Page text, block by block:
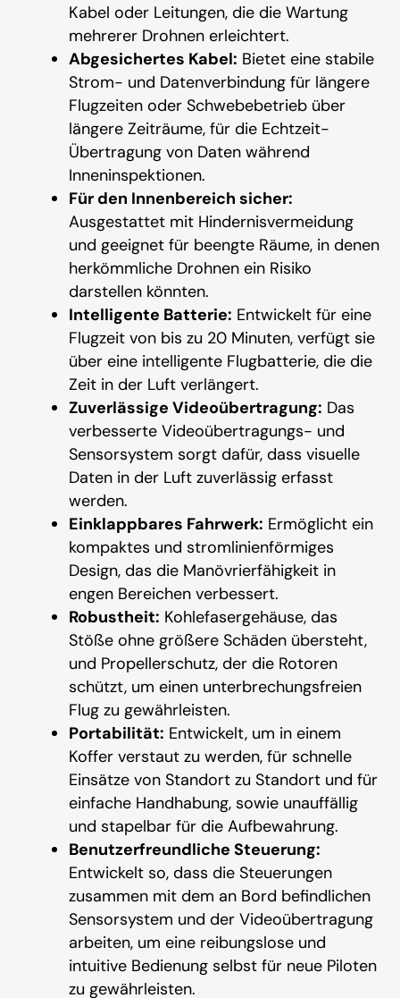
Kabel oder Leitungen, die die Wartung
mehrerer Drohnen erleichtert.
Abgesichertes Kabel: Bietet eine stabile
Strom- und Datenverbindung für längere
Flugzeiten oder Schwebebetrieb über
längere Zeiträume, für die Echtzeit-
Übertragung von Daten während
Inneninspektionen.
Für den Innenbereich sicher:
Ausgestattet mit Hindernisvermeidung
und geeignet für beengte Räume, in denen
herkömmliche Drohnen ein Risiko
darstellen könnten.
Intelligente Batterie: Entwickelt für eine
Flugzeit von bis zu 20 Minuten, verfügt sie
über eine intelligente Flugbatterie, die die
Zeit in der Luft verlängert.
Zuverlässige Videoübertragung: Das
verbesserte Videoübertragungs- und
Sensorsystem sorgt dafür, dass visuelle
Daten in der Luft zuverlässig erfasst
werden.
Einklappbares Fahrwerk: Ermöglicht ein
kompaktes und stromlinienförmiges
Design, das die Manövrierfähigkeit in
engen Bereichen verbessert.
Robustheit: Kohlefasergehäuse, das
Stöße ohne größere Schäden übersteht,
und Propellerschutz, der die Rotoren
schützt, um einen unterbrechungsfreien
Flug zu gewährleisten.
Portabilität: Entwickelt, um in einem
Koffer verstaut zu werden, für schnelle
Einsätze von Standort zu Standort und für
einfache Handhabung, sowie unauffällig
und stapelbar für die Aufbewahrung.
Benutzerfreundliche Steuerung:
Entwickelt so, dass die Steuerungen
zusammen mit dem an Bord befindlichen
Sensorsystem und der Videoübertragung
arbeiten, um eine reibungslose und
intuitive Bedienung selbst für neue Piloten
zu gewährleisten.